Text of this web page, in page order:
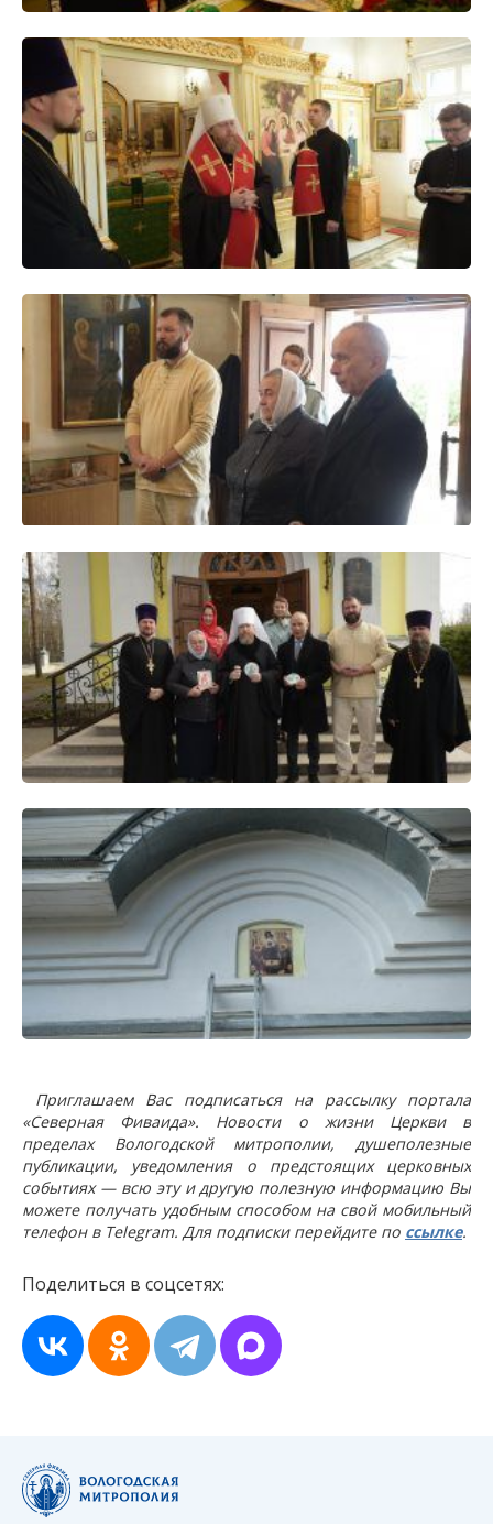
Приглашаем Вас подписаться на рассылку портала
«Северная Фиваида». Новости о жизни Церкви в
пределах Вологодской митрополии, душеполезные
публикации, уведомления о предстоящих церковных
событиях — всю эту и другую полезную информацию Вы
можете получать удобным способом на свой мобильный
телефон в Telegram. Для подписки перейдите по ссылке.
Поделиться в соцсетях: